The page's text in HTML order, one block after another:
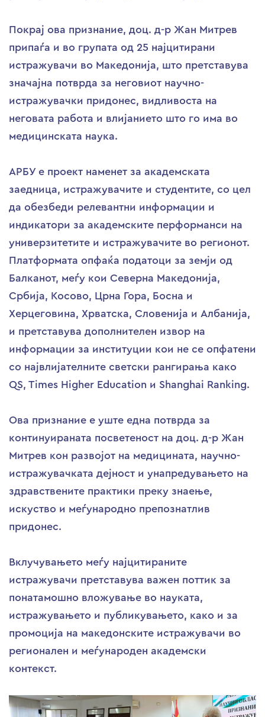
Покрај ова признание, доц. д-р Жан Митрев
припаѓа и во групата од 25 најцитирани
истражувачи во Македонија, што претставува
значајна потврда за неговиот научно-
истражувачки придонес, видливоста на
неговата работа и влијанието што го има во
медицинската наука.
АРБУ е проект наменет за академската
заедница, истражувачите и студентите, со цел
да обезбеди релевантни информации и
индикатори за академските перформанси на
универзитетите и истражувачите во регионот.
Платформата опфаќа податоци за земји од
Балканот, меѓу кои Северна Македонија,
Србија, Косово, Црна Гора, Босна и
Херцеговина, Хрватска, Словенија и Албанија,
и претставува дополнителен извор на
информации за институции кои не се опфатени
со највлијателните светски рангирања како
QS, Times Higher Education и Shanghai Ranking.
Ова признание е уште една потврда за
континуираната посветеност на доц. д-р Жан
Митрев кон развојот на медицината, научно-
истражувачката дејност и унапредувањето на
здравствените практики преку знаење,
искуство и меѓународно препознатлив
придонес.
Вклучувањето меѓу најцитираните
истражувачи претставува важен поттик за
понатамошно вложување во науката,
истражувањето и публикувањето, како и за
промоција на македонските истражувачи во
регионален и меѓународен академски
контекст.